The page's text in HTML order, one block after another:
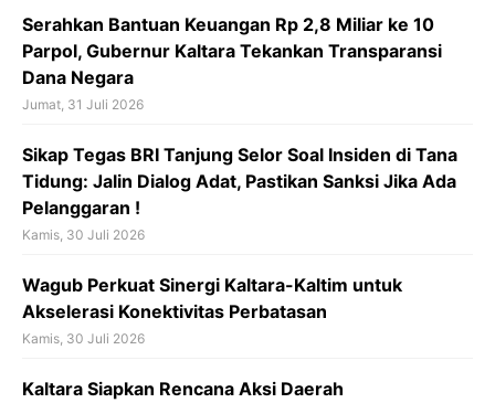
Serahkan Bantuan Keuangan Rp 2,8 Miliar ke 10
Parpol, Gubernur Kaltara Tekankan Transparansi
Dana Negara
Jumat, 31 Juli 2026
Sikap Tegas BRI Tanjung Selor Soal Insiden di Tana
Tidung: Jalin Dialog Adat, Pastikan Sanksi Jika Ada
Pelanggaran !
Kamis, 30 Juli 2026
Wagub Perkuat Sinergi Kaltara-Kaltim untuk
Akselerasi Konektivitas Perbatasan
Kamis, 30 Juli 2026
Kaltara Siapkan Rencana Aksi Daerah